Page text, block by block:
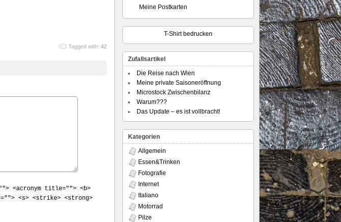
Tagged with: 42
<acronym title=""> <b>
<s> <strike> <strong>
Meine Postkarten
T-Shirt bedrucken
Zufallsartikel
Die Reise nach Wien
Meine private Saisoneröffnung
Microstock Zwischenbilanz
Warum???
Das Update – es ist vollbracht!
Kategorien
Allgemein
Essen&Trinken
Fotografie
Internet
Italiano
Motorrad
Pilze